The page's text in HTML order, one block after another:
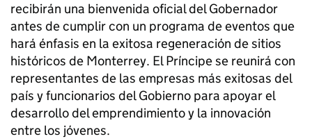
recibirán una bienvenida oficial del Gobernador
antes de cumplir con un programa de eventos que
hará énfasis en la exitosa regeneración de sitios
históricos de Monterrey. El Príncipe se reunirá con
representantes de las empresas más exitosas del
país y funcionarios del Gobierno para apoyar el
desarrollo del emprendimiento y la innovación
entre los jóvenes.